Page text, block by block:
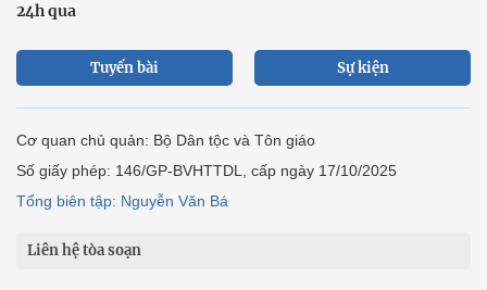
24h qua
Tuyến bài Sự kiện
Cơ quan chủ quản: Bộ Dân tộc và Tôn giáo
Số giấy phép: 146/GP-BVHTTDL, cấp ngày 17/10/2025
Tổng biên tập: Nguyễn Văn Bá
Liên hệ tòa soạn